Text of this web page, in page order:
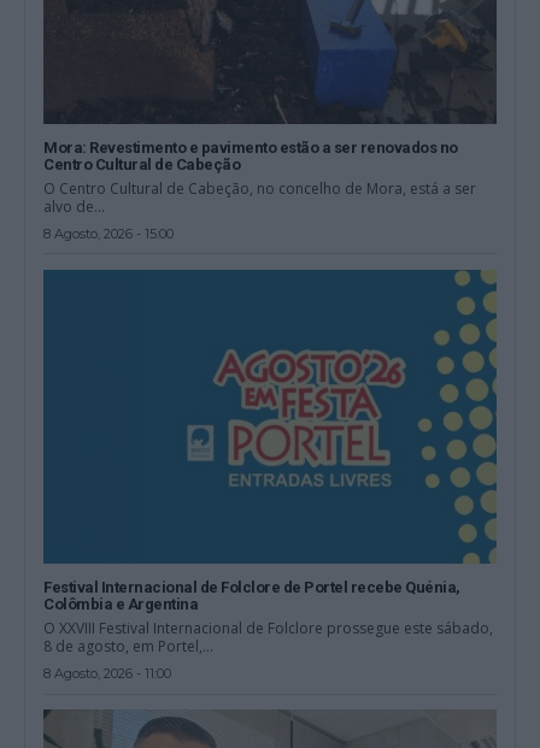
Mora: Revestimento e pavimento estão a ser renovados no
Centro Cultural de Cabeção
O Centro Cultural de Cabeção, no concelho de Mora, está a ser
alvo de...
8 Agosto, 2026 - 15:00
Festival Internacional de Folclore de Portel recebe Quénia,
Colômbia e Argentina
O XXVIII Festival Internacional de Folclore prossegue este sábado,
8 de agosto, em Portel,...
8 Agosto, 2026 - 11:00